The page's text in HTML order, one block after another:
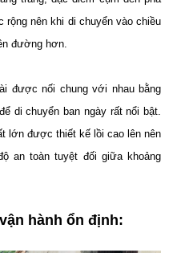
rộng nên khi di chuyển vào chiều
đường hơn.
được nối chung với nhau bằng
di chuyển ban ngày rất nổi bật.
lớn được thiết kế lồi cao lên nên
an toàn tuyệt đối giữa khoảng
hành ổn định: